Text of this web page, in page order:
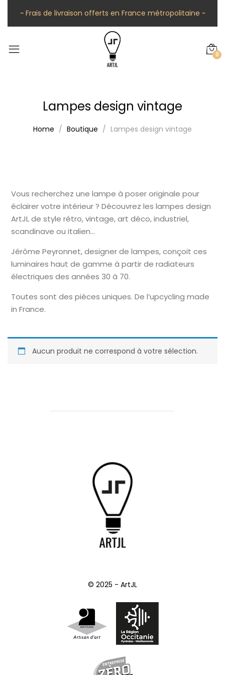
~ Frais de livraison offerts en France métropolitaine ~
0
Lampes design vintage
Home Boutique Lampes design vintage
Vous recherchez une lampe à poser originale pour
éclairer votre intérieur ? Découvrez les lampes design
ArtJL de style rétro, vintage, art déco, industriel,
scandinave ou italien…
Jérôme Peyronnet, designer de lampes, conçoit ces
luminaires haut de gamme à partir de radiateurs
électriques des années 30 à 70.
Toutes sont des pièces uniques. De l’upcycling made
in France.
Aucun produit ne correspond à votre sélection.
© 2025 - ArtJL